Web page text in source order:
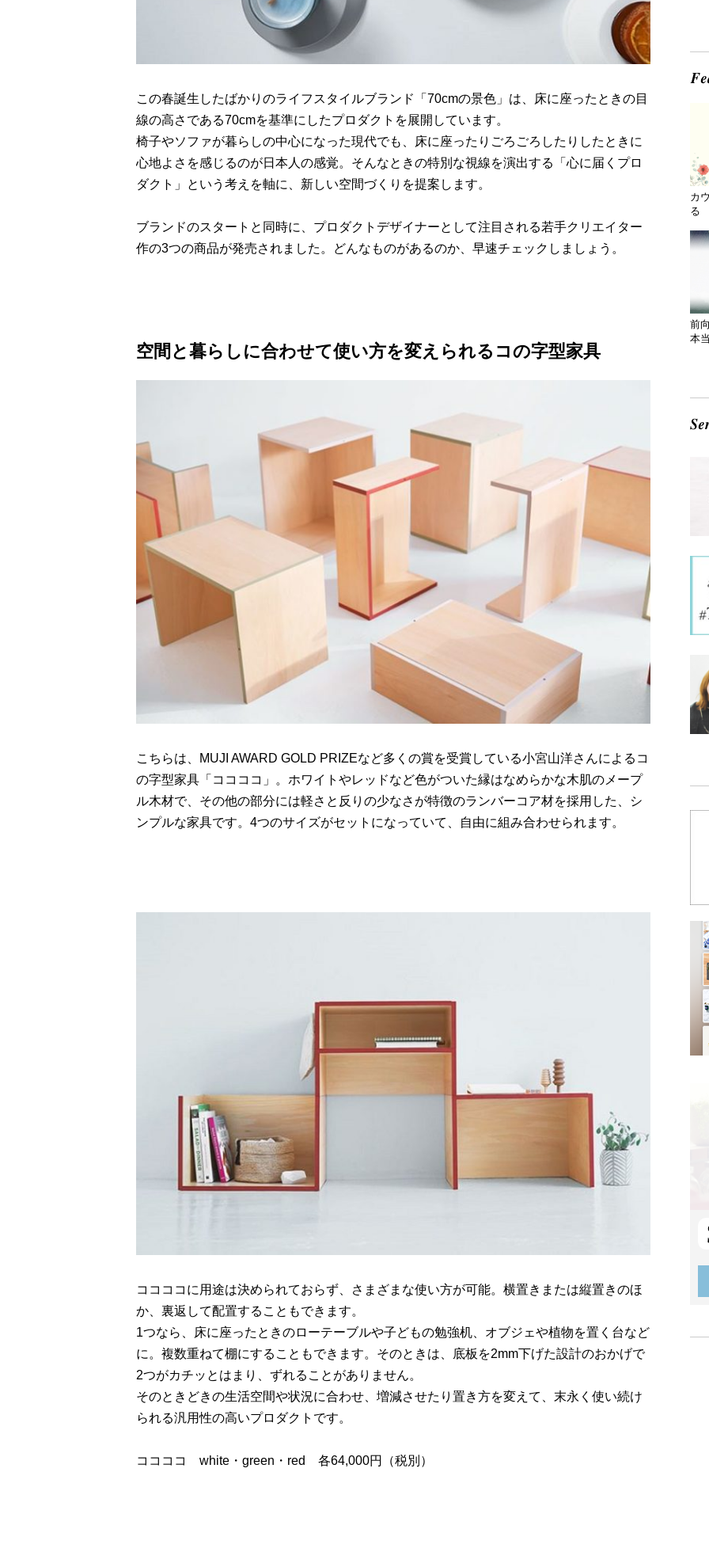
この春誕生したばかりのライフスタイルブランド「70cmの景色」は、床に座ったときの目
線の高さである70cmを基準にしたプロダクトを展開しています。
椅子やソファが暮らしの中心になった現代でも、床に座ったりごろごろしたりしたときに
心地よさを感じるのが日本人の感覚。そんなときの特別な視線を演出する「心に届くプロ
ダクト」という考えを軸に、新しい空間づくりを提案します。
ブランドのスタートと同時に、プロダクトデザイナーとして注目される若手クリエイター
作の3つの商品が発売されました。どんなものがあるのか、早速チェックしましょう。
空間と暮らしに合わせて使い方を変えられるコの字型家具
こちらは、MUJI AWARD GOLD PRIZEなど多くの賞を受賞している小宮山洋さんによるコ
の字型家具「ココココ」。ホワイトやレッドなど色がついた縁はなめらかな木肌のメープ
ル木材で、その他の部分には軽さと反りの少なさが特徴のランバーコア材を採用した、シ
ンプルな家具です。4つのサイズがセットになっていて、自由に組み合わせられます。
ココココに用途は決められておらず、さまざまな使い方が可能。横置きまたは縦置きのほ
か、裏返して配置することもできます。
1つなら、床に座ったときのローテーブルや子どもの勉強机、オブジェや植物を置く台など
に。複数重ねて棚にすることもできます。そのときは、底板を2mm下げた設計のおかげで
2つがカチッとはまり、ずれることがありません。
そのときどきの生活空間や状況に合わせ、増減させたり置き方を変えて、末永く使い続け
られる汎用性の高いプロダクトです。
ココココ white・green・red 各64,000円（税別）
カ
る
前
本